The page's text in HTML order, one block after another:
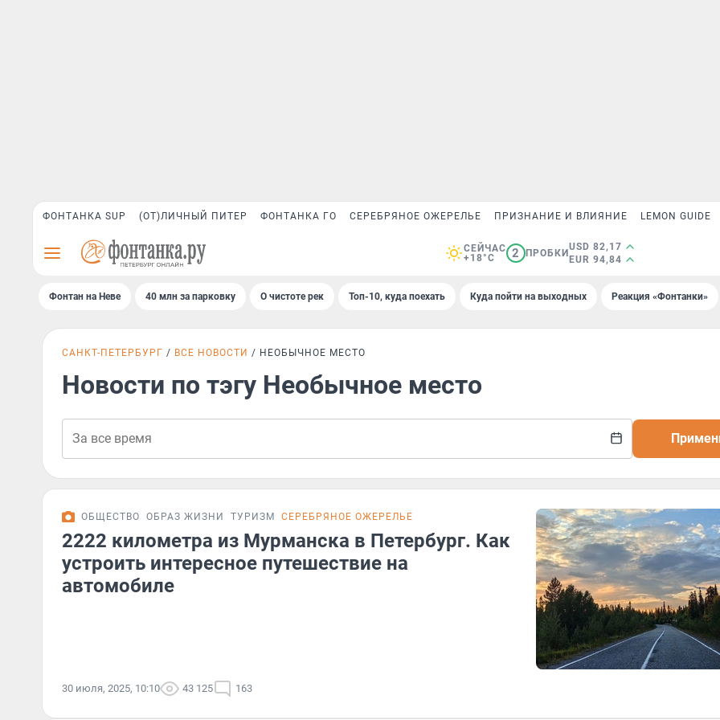
ФОНТАНКА SUP (ОТ)ЛИЧНЫЙ ПИТЕР ФОНТАНКА ГО СЕРЕБРЯНОЕ ОЖЕРЕЛЬЕ ПРИЗНАНИЕ И ВЛИЯНИЕ LEMON GUIDE
СЕЙЧАС
+18°C
2 ПРОБКИ
USD 82,17
EUR 94,84
Фонтан на Неве 40 млн за парковку О чистоте рек Топ-10, куда поехать Куда пойти на выходных Реакция «Фонтанки»
САНКТ-ПЕТЕРБУРГ ВСЕ НОВОСТИ НЕОБЫЧНОЕ МЕСТО
Новости по тэгу Необычное место
ОБЩЕСТВО ОБРАЗ ЖИЗНИ ТУРИЗМ СЕРЕБРЯНОЕ ОЖЕРЕЛЬЕ
2222 километра из Мурманска в Петербург. Как
устроить интересное путешествие на
автомобиле
30 июля, 2025, 10:10 43 125 163